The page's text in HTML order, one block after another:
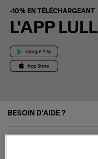
-10% EN TÉLÉCHARGEANT
L'APP LULLI
BESOIN D'AIDE ?